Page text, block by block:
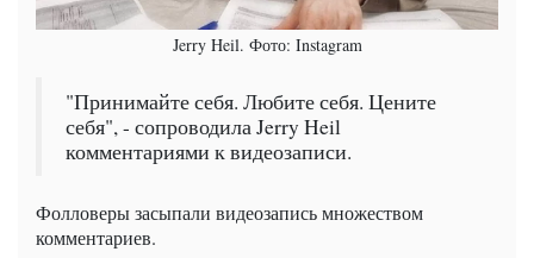
Jerry Heil. Фото: Instagram
"Принимайте себя. Любите себя. Цените
себя", - сопроводила Jerry Heil
комментариями к видеозаписи.
Фолловеры засыпали видеозапись множеством
комментариев.